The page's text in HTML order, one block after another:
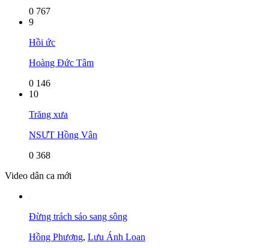
0 767
9
Hồi ức
Hoàng Đức Tâm
0 146
10
Trăng xưa
NSƯT Hồng Vân
0 368
Video dân ca mới
Đừng trách sáo sang sông
Hồng Phượng, Lưu Ánh Loan